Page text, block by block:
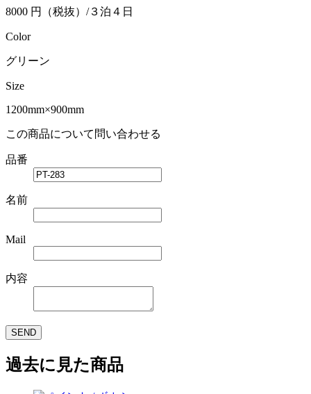
8000 円（税抜）/３泊４日
Color
グリーン
Size
1200mm×900mm
この商品について問い合わせる
品番
名前
Mail
内容
SEND
過去に見た商品